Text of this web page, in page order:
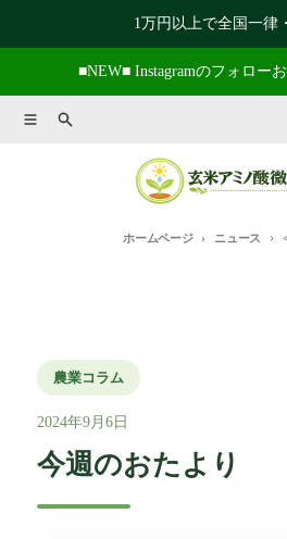
1万円以上で全国一律
■NEW■ Instagramのフォロー
メニュー捜索
ホームページ ニュース
農業コラム
2024年9月6日
今週のおたより